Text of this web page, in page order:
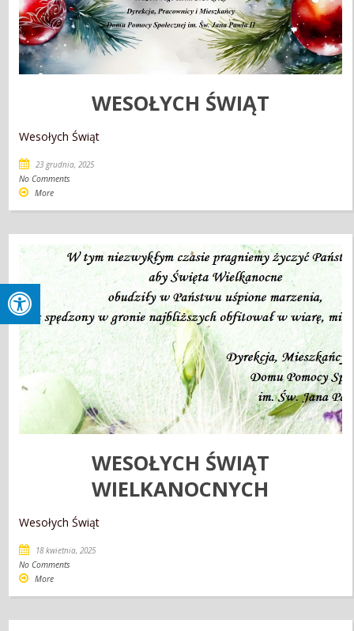
WESOŁYCH ŚWIĄT
Wesołych Świąt
23 grudnia, 2025
No Comments
More
WESOŁYCH ŚWIĄT
WIELKANOCNYCH
Wesołych Świąt
18 kwietnia, 2025
No Comments
More